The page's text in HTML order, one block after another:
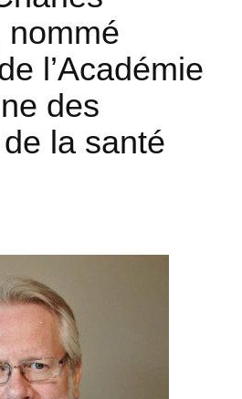
nommé
l’Académie
des
la santé